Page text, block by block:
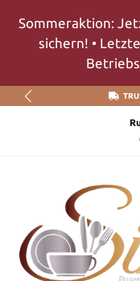
Zum Hauptinhalt
Sommeraktion:
sichern! •